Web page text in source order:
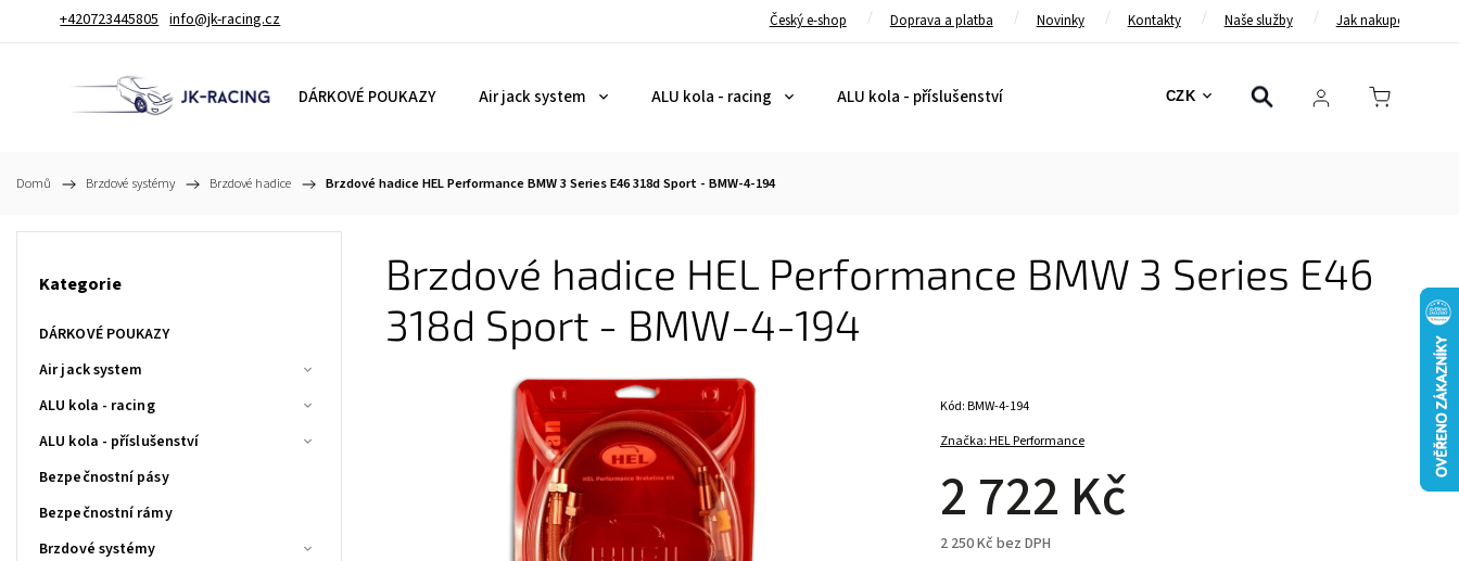
+420723445805 info@jk-racing.cz Český e-shop Doprava a platba Novinky Kontakty Naše služby Jak nakupovat
CZK
DÁRKOVÉ POUKAZY Air jack system ALU kola - racing ALU kola - příslušenství Bezpečnostní pásy Bezpečnostní rámy
Domů / Brzdové systémy / Brzdové hadice / Brzdové hadice HEL Performance BMW 3 Series E46 318d Sport - BMW-4-194
Kategorie
DÁRKOVÉ POUKAZY
Air jack system
ALU kola - racing
ALU kola - příslušenství
Bezpečnostní pásy
Bezpečnostní rámy
Brzdové systémy
Brzdové hadice HEL Performance BMW 3 Series E46
318d Sport - BMW-4-194
Značka:HEL Performance
2 722 Kč
2 250 Kč bez DPH
Kód:BMW-4-194